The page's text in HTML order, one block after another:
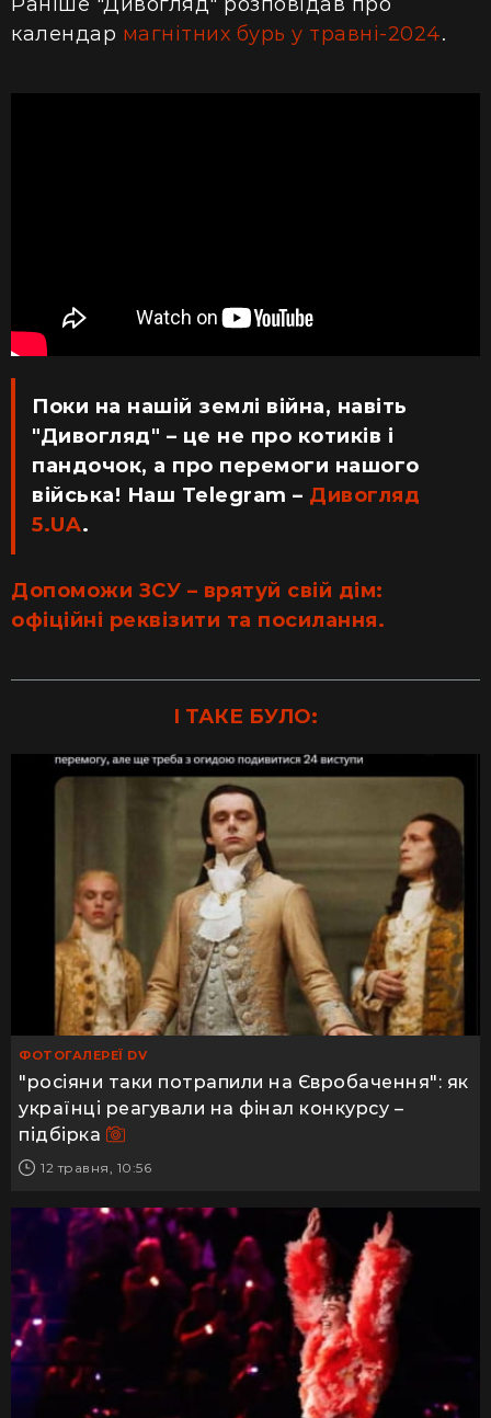
календар магнітних бурь у травні-2024.
Поки на нашій землі війна, навіть
"Дивогляд" – це не про котиків і
пандочок, а про перемоги нашого
війська! Наш Telegram – Дивогляд
5.UA.
Допоможи ЗСУ – врятуй свій дім:
офіційні реквізити та посилання.
І ТАКЕ БУЛО:
ФОТОГАЛЕРЕЇ DV
"росіяни таки потрапили на Євробачення": як
українці реагували на фінал конкурсу –
підбірка
12 травня, 10:56